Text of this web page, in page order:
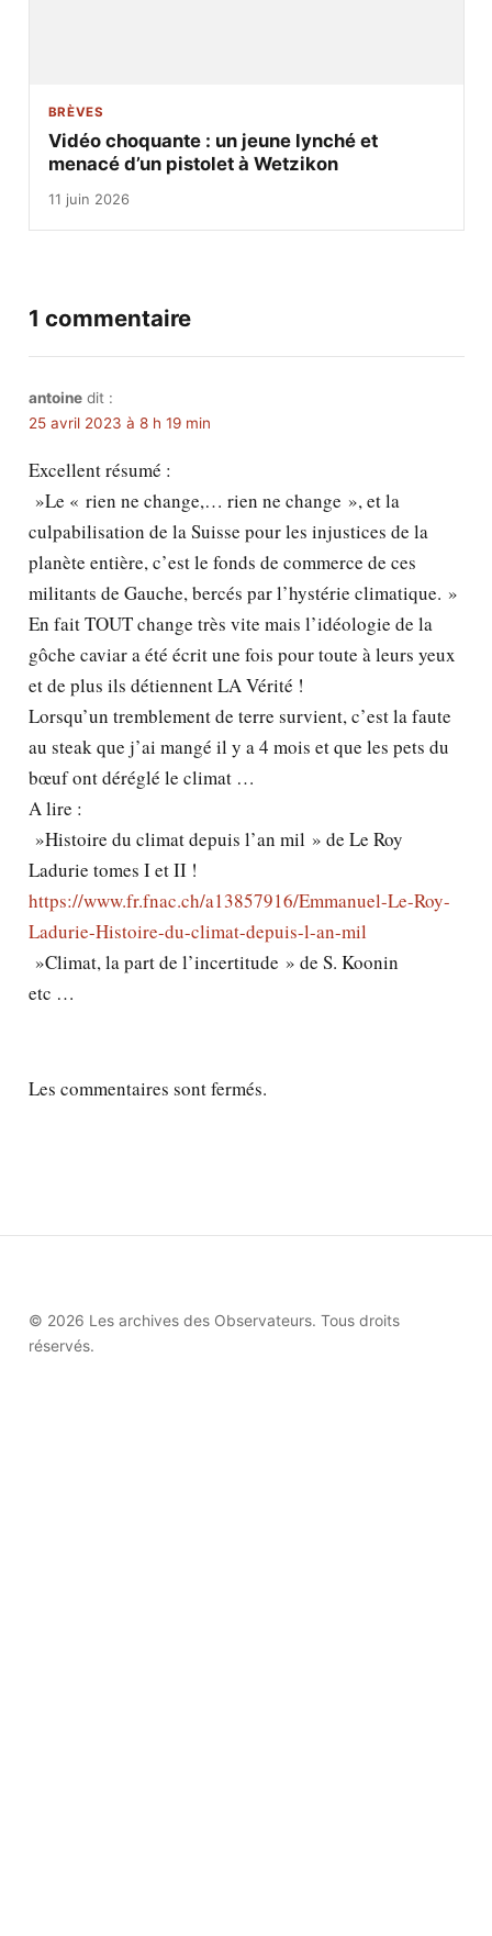
BRÈVES
Vidéo choquante : un jeune lynché et
menacé d’un pistolet à Wetzikon
11 juin 2026
1 commentaire
antoine dit :
25 avril 2023 à 8 h 19 min
Excellent résumé :
»Le « rien ne change,… rien ne change », et la
culpabilisation de la Suisse pour les injustices de la
planète entière, c’est le fonds de commerce de ces
militants de Gauche, bercés par l’hystérie climatique. »
En fait TOUT change très vite mais l’idéologie de la
gôche caviar a été écrit une fois pour toute à leurs yeux
et de plus ils détiennent LA Vérité !
Lorsqu’un tremblement de terre survient, c’est la faute
au steak que j’ai mangé il y a 4 mois et que les pets du
bœuf ont déréglé le climat …
A lire :
»Histoire du climat depuis l’an mil » de Le Roy
Ladurie tomes I et II !
https://www.fr.fnac.ch/a13857916/Emmanuel-Le-Roy-
Ladurie-Histoire-du-climat-depuis-l-an-mil
»Climat, la part de l’incertitude » de S. Koonin
etc …
Les commentaires sont fermés.
© 2026 Les archives des Observateurs. Tous droits
réservés.